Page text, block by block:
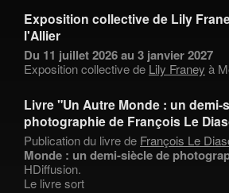
Exposition collective de Lily
l'Allier
Du 11 juillet 2026 au 3 janvier 2027
Exposition collective de Lily Franey à
Livre "Un Autre Monde : un demi-
photographie de François Le
Publication du livre de François Le
Monde : un demi-siècle de
HDiffusion.
Le livre sort